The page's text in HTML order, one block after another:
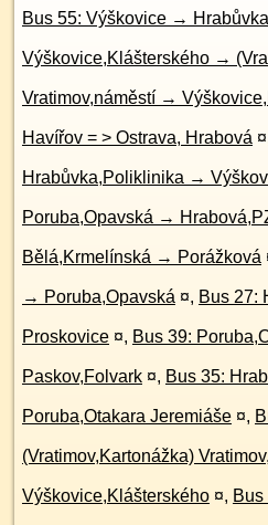
Bus 55: Výškovice →
Výškovice,Klášterského →
Vratimov,náměstí →
Havířov = > Ostrava, Hrabová ¤
Hrabůvka,Poliklinika →
Poruba,Opavská →
Bělá,Krmelínská → Porážková
→ Poruba,Opavská ¤, Bus 27:
Proskovice ¤, Bus 39:
Paskov,Folvark ¤, Bus 35:
Poruba,Otakara Jeremiáše ¤,
(Vratimov,Kartonážka)
Výškovice,Klášterského ¤,